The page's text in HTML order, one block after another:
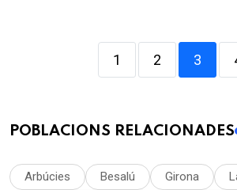
1 2 3
POBLACIONS RELACIONADES
Arbúcies Besalú Girona